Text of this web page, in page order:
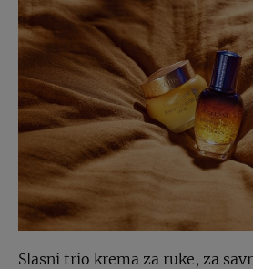
Slasni trio krema za ruke, za